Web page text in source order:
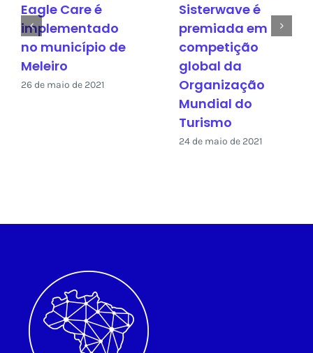
Eagle Care é
implementado
no município de
Meleiro
26 de maio de 2021
Sisterwave é
premiada em
competição
global da
Organização
Mundial do
Turismo
24 de maio de 2021